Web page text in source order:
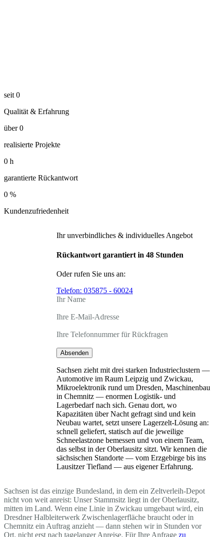
seit 0
Qualität & Erfahrung
über 0
realisierte Projekte
0 h
garantierte Rückantwort
0 %
Kundenzufriedenheit
Ihr unverbindliches & individuelles Angebot
Rückantwort garantiert in 48 Stunden
Oder rufen Sie uns an:
Telefon: 035875 - 60024
Ihr Name
Ihre E-Mail-Adresse
Ihre Telefonnummer für Rückfragen
Absenden
Sachsen zieht mit drei starken Industrieclustern —
Automotive im Raum Leipzig und Zwickau,
Mikroelektronik rund um Dresden, Maschinenbau
in Chemnitz — enormen Logistik- und
Lagerbedarf nach sich. Genau dort, wo
Kapazitäten über Nacht gefragt sind und kein
Neubau wartet, setzt unsere Lagerzelt-Lösung an:
schnell geliefert, statisch auf die jeweilige
Schneelastzone bemessen und von einem Team,
das selbst in der Oberlausitz sitzt. Wir kennen die
sächsischen Standorte — vom Erzgebirge bis ins
Lausitzer Tiefland — aus eigener Erfahrung.
Sachsen ist das einzige Bundesland, in dem ein Zeltverleih-Depot
nicht von weit anreist: Unser Stammsitz liegt in der Oberlausitz,
mitten im Land. Wenn eine Linie in Zwickau umgebaut wird, ein
Dresdner Halbleiterwerk Zwischenlagerfläche braucht oder in
Chemnitz ein Auftrag anzieht — dann stehen wir in Stunden vor
Ort, nicht erst nach tagelanger Anreise. Für Ihre Anfrage zu